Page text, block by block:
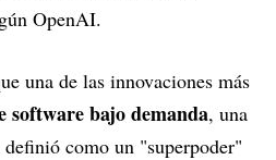
OpenAI.
una de las innovaciones más
software bajo demanda, una
como un "superpoder"